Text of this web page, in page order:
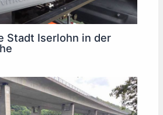
Stadt Iserlohn in der